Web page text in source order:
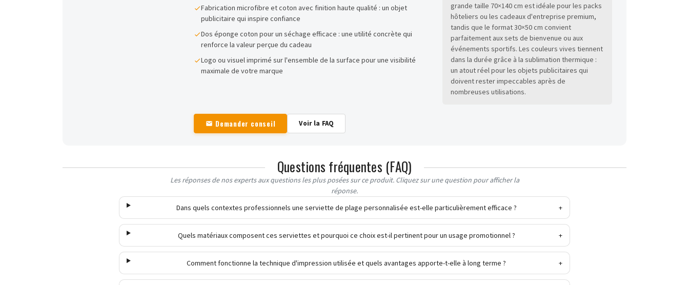
Fabrication microfibre et coton avec finition haute qualité : un objet
publicitaire qui inspire confiance
Dos éponge coton pour un séchage efficace : une utilité concrète qui
renforce la valeur perçue du cadeau
Logo ou visuel imprimé sur l'ensemble de la surface pour une visibilité
maximale de votre marque
grande taille 70×140 cm est idéale pour les packs
hôteliers ou les cadeaux d'entreprise premium,
tandis que le format 30×50 cm convient
parfaitement aux sets de bienvenue ou aux
événements sportifs. Les couleurs vives tiennent
dans la durée grâce à la sublimation thermique :
un atout réel pour les objets publicitaires qui
doivent rester impeccables après de
nombreuses utilisations.
Demander conseil Voir la FAQ
Questions fréquentes (FAQ)
Les réponses de nos experts aux questions les plus posées sur ce produit. Cliquez sur une question pour afficher la
réponse.
Dans quels contextes professionnels une serviette de plage personnalisée est-elle particulièrement efficace ?
+
Quels matériaux composent ces serviettes et pourquoi ce choix est-il pertinent pour un usage promotionnel ? +
Comment fonctionne la technique d'impression utilisée et quels avantages apporte-t-elle à long terme ? +